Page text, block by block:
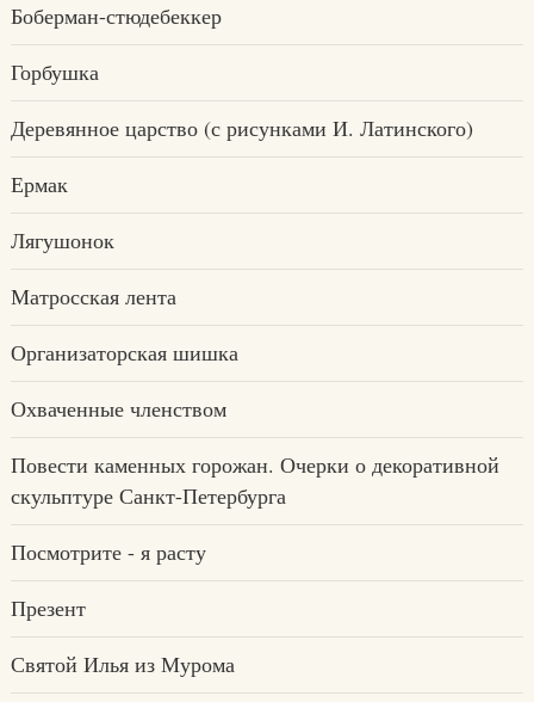
Боберман-стюдебеккер
Горбушка
Деревянное царство (с рисунками И. Латинского)
Ермак
Лягушонок
Матросская лента
Организаторская шишка
Охваченные членством
Повести каменных горожан. Очерки о декоративной
скульптуре Санкт-Петербурга
Посмотрите - я расту
Презент
Святой Илья из Мурома